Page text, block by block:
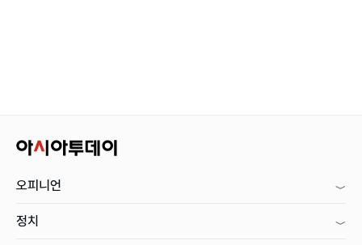
오피니언
정치